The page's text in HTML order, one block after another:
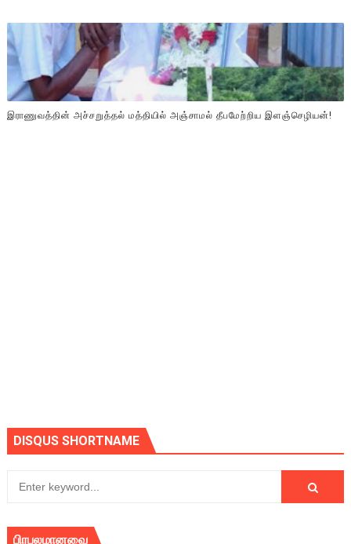
இராணுவத்தின் அச்சறுத்தல் மத்தியில் அஞ்சாமல் தீபமேற்றிய இளஞ்செழியன்!
DISQUS SHORTNAME
பிரபலமானவை